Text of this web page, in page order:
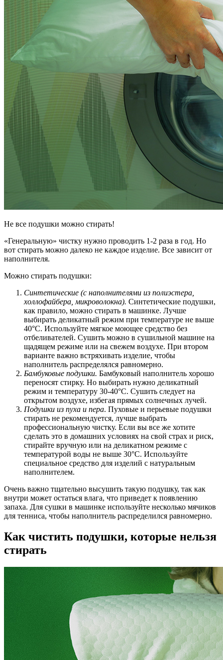
Не все подушки можно стирать!
«Генеральную» чистку нужно проводить 1-2 раза в год. Но
вот стирать можно далеко не каждое изделие. Все зависит от
наполнителя.
Можно стирать подушки:
Синтетические (с наполнителями из полиэстера,
холлофайбера, микроволокна). Синтетические подушки,
как правило, можно стирать в машинке. Лучше
выбирать деликатный режим при температуре не выше
40°C. Используйте мягкое моющее средство без
отбеливателей. Сушить можно в сушильной машине на
щадящем режиме или на свежем воздухе. При втором
варианте важно встряхивать изделие, чтобы
наполнитель распределялся равномерно.
Бамбуковые подушки. Бамбуковый наполнитель хорошо
переносят стирку. Но выбирать нужно деликатный
режим и температуру 30-40°C. Сушить следует на
открытом воздухе, избегая прямых солнечных лучей.
Подушки из пуха и пера. Пуховые и перьевые подушки
стирать не рекомендуется, лучше выбрать
профессиональную чистку. Если вы все же хотите
сделать это в домашних условиях на свой страх и риск,
стирайте вручную или на деликатном режиме с
температурой воды не выше 30°C. Используйте
специальное средство для изделий с натуральным
наполнителем.
Очень важно тщательно высушить такую подушку, так как
внутри может остаться влага, что приведет к появлению
запаха. Для сушки в машинке используйте несколько мячиков
для тенниса, чтобы наполнитель распределился равномерно.
Как чистить подушки, которые нельзя
стирать